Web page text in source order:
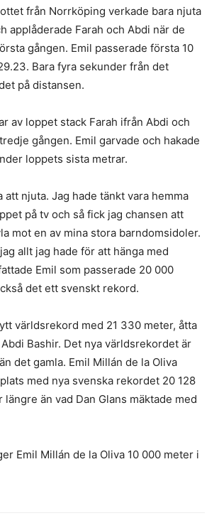
från Norrköping verkade bara njuta
applåderade Farah och Abdi när de
gången. Emil passerade första 10
Bara fyra sekunder från det
på distansen.
av loppet stack Farah ifrån Abdi och
gången. Emil garvade och hakade
loppets sista metrar.
att njuta. Jag hade tänkt vara hemma
på tv och så fick jag chansen att
mot en av mina stora barndomsidoler.
allt jag hade för att hänga med
Emil som passerade 20 000
det ett svenskt rekord.
världsrekord med 21 330 meter, åtta
Bashir. Det nya världsrekordet är
det gamla. Emil Millán de la Oliva
med nya svenska rekordet 20 128
än vad Dan Glans mäktade med
Emil Millán de la Oliva 10 000 meter i